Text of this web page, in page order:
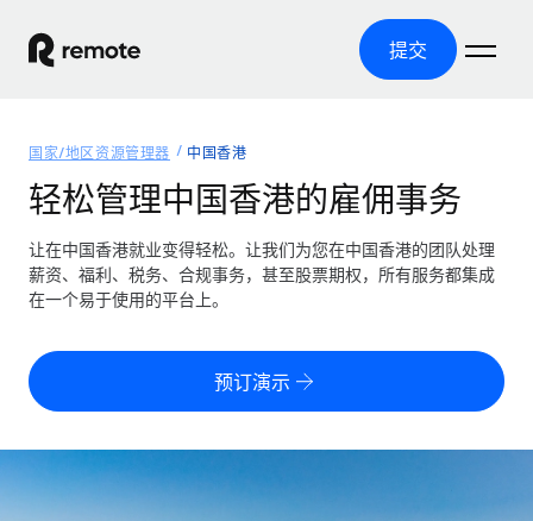
提交
产品
全球招聘
全球薪资管理
轻松运行合规薪资
零实体成本实现全球扩张
覆盖全球
美国各州浏览器
Remote 无惧对比
资源
工具与计算器
误分类风险计算工具
员工成本计算器
计算任何国家的员工总成本
定价
中文（简体）
国家/地区资源管理器 中国香港
轻松管理中国香港的雇佣事务
让在中国香港就业变得轻松。让我们为您在中国香港的团队处理
薪资、福利、税务、合规事务，甚至股票期权，所有服务都集成
在一个易于使用的平台上。
预订演示